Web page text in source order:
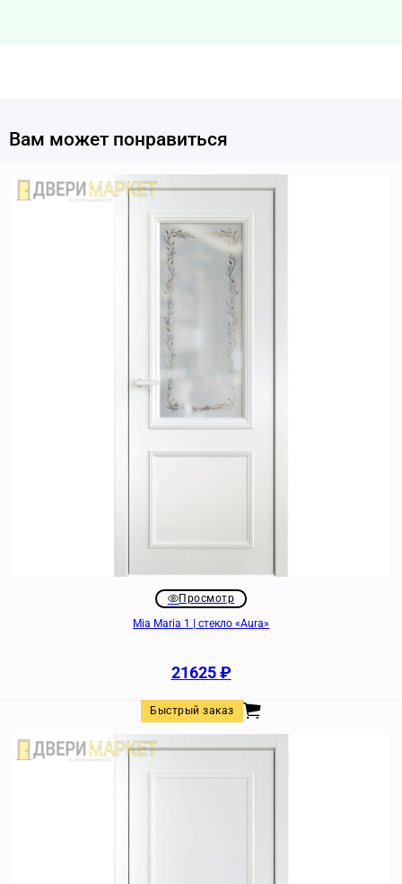
Вам может понравиться
Просмотр
Mia Maria 1 | стекло «Aura»
21625₽
Быстрый заказ